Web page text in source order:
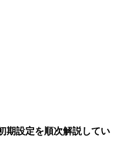
期設定を順次解説してい